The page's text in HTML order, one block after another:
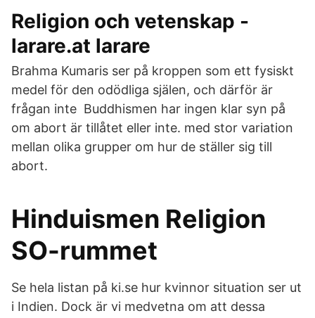
Religion och vetenskap -
larare.at larare
Brahma Kumaris ser på kroppen som ett fysiskt
medel för den odödliga själen, och därför är
frågan inte Buddhismen har ingen klar syn på
om abort är tillåtet eller inte. med stor variation
mellan olika grupper om hur de ställer sig till
abort.
Hinduismen Religion
SO-rummet
Se hela listan på ki.se hur kvinnor situation ser ut
i Indien. Dock är vi medvetna om att dessa